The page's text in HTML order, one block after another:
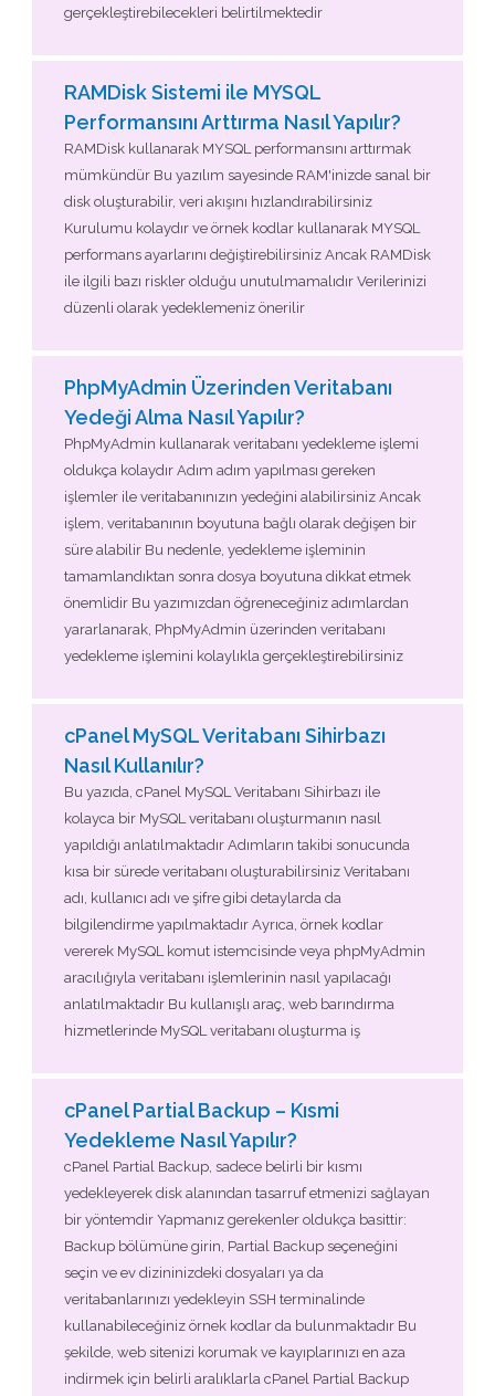
gerçekleştirebilecekleri belirtilmektedir
RAMDisk Sistemi ile MYSQL
Performansını Arttırma Nasıl Yapılır?
RAMDisk kullanarak MYSQL performansını arttırmak
mümkündür Bu yazılım sayesinde RAM'inizde sanal bir
disk oluşturabilir, veri akışını hızlandırabilirsiniz
Kurulumu kolaydır ve örnek kodlar kullanarak MYSQL
performans ayarlarını değiştirebilirsiniz Ancak RAMDisk
ile ilgili bazı riskler olduğu unutulmamalıdır Verilerinizi
düzenli olarak yedeklemeniz önerilir
PhpMyAdmin Üzerinden Veritabanı
Yedeği Alma Nasıl Yapılır?
PhpMyAdmin kullanarak veritabanı yedekleme işlemi
oldukça kolaydır Adım adım yapılması gereken
işlemler ile veritabanınızın yedeğini alabilirsiniz Ancak
işlem, veritabanının boyutuna bağlı olarak değişen bir
süre alabilir Bu nedenle, yedekleme işleminin
tamamlandıktan sonra dosya boyutuna dikkat etmek
önemlidir Bu yazımızdan öğreneceğiniz adımlardan
yararlanarak, PhpMyAdmin üzerinden veritabanı
yedekleme işlemini kolaylıkla gerçekleştirebilirsiniz
cPanel MySQL Veritabanı Sihirbazı
Nasıl Kullanılır?
Bu yazıda, cPanel MySQL Veritabanı Sihirbazı ile
kolayca bir MySQL veritabanı oluşturmanın nasıl
yapıldığı anlatılmaktadır Adımların takibi sonucunda
kısa bir sürede veritabanı oluşturabilirsiniz Veritabanı
adı, kullanıcı adı ve şifre gibi detaylarda da
bilgilendirme yapılmaktadır Ayrıca, örnek kodlar
vererek MySQL komut istemcisinde veya phpMyAdmin
aracılığıyla veritabanı işlemlerinin nasıl yapılacağı
anlatılmaktadır Bu kullanışlı araç, web barındırma
hizmetlerinde MySQL veritabanı oluşturma iş
cPanel Partial Backup – Kısmi
Yedekleme Nasıl Yapılır?
cPanel Partial Backup, sadece belirli bir kısmı
yedekleyerek disk alanından tasarruf etmenizi sağlayan
bir yöntemdir Yapmanız gerekenler oldukça basittir:
Backup bölümüne girin, Partial Backup seçeneğini
seçin ve ev dizininizdeki dosyaları ya da
veritabanlarınızı yedekleyin SSH terminalinde
kullanabileceğiniz örnek kodlar da bulunmaktadır Bu
şekilde, web sitenizi korumak ve kayıplarınızı en aza
indirmek için belirli aralıklarla cPanel Partial Backup